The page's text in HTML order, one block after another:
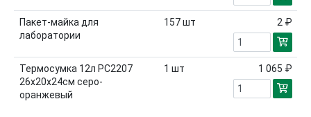
Пакет-майка для
лаборатории
157шт 2 ₽
Термосумка 12л PC2207
26x20x24см серо-
оранжевый
1 шт 1 065 ₽